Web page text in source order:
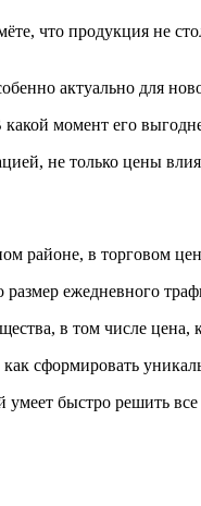
что продукция не
актуально для
момент его
не только цены
районе, в торговом
ежедневного
в том числе
сформировать
быстро решить